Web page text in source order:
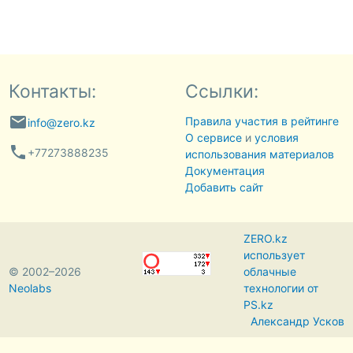
Контакты:
emailinfo@zero.kz
phone +77273888235
Ссылки:
Правила участия в рейтинге
О сервисеи условия
использования материалов
Документация
Добавить сайт
© 2002–2026
Neolabs
ZERO.kz
использует
облачные
технологии от
PS.kz
Александр Усков